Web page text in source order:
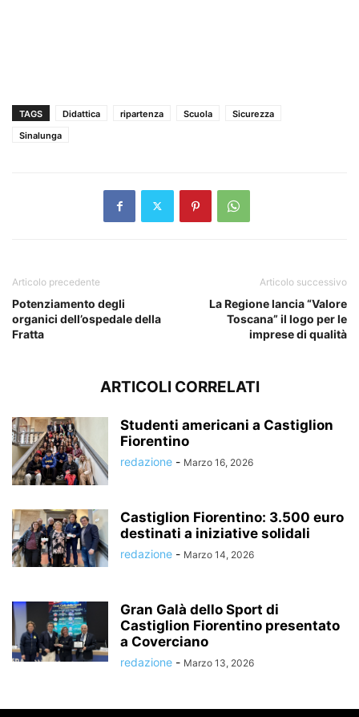
TAGS Didattica ripartenza Scuola
Sicurezza
Sinalunga
Articolo precedente
Potenziamento degli
organici dell’ospedale della
Fratta
Articolo successivo
La Regione lancia “Valore
Toscana” il logo per le
imprese di qualità
ARTICOLI CORRELATI
Studenti americani a Castiglion
Fiorentino
redazione - Marzo 16, 2026
Castiglion Fiorentino: 3.500 euro
destinati a iniziative solidali
redazione - Marzo 14, 2026
Gran Galà dello Sport di
Castiglion Fiorentino presentato
a Coverciano
redazione - Marzo 13, 2026